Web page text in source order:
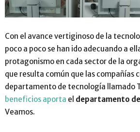
Con el avance vertiginoso de la
poco a poco se han ido adecuando a
protagonismo en cada sector de la
que resulta común que las compañías
departamento de tecnología llamado
beneficios aporta el departamento
Veamos.